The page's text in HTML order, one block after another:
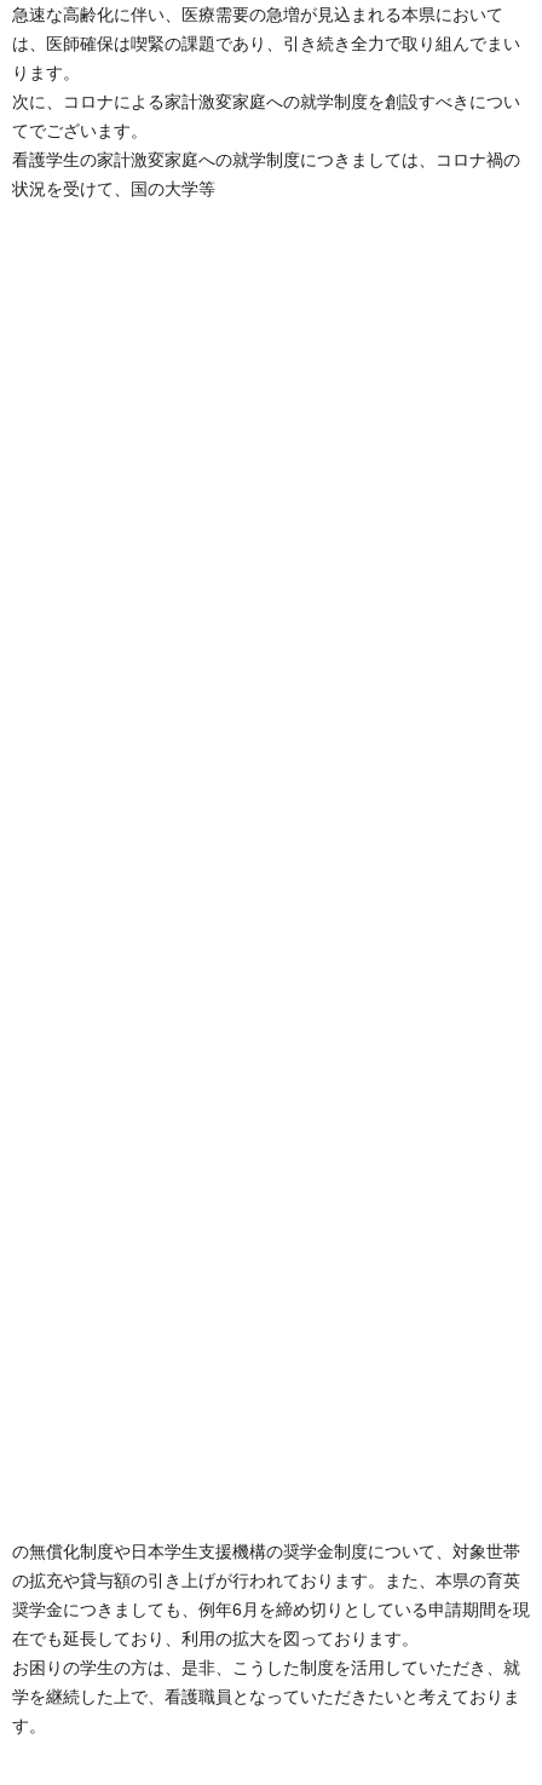
急速な高齢化に伴い、医療需要の急増が見込まれる本県において
は、医師確保は喫緊の課題であり、引き続き全力で取り組んでまい
ります。
次に、コロナによる家計激変家庭への就学制度を創設すべきについ
てでございます。
看護学生の家計激変家庭への就学制度につきましては、コロナ禍の
状況を受けて、国の大学等
の無償化制度や日本学生支援機構の奨学金制度について、対象世帯
の拡充や貸与額の引き上げが行われております。
また、本県の育英
奨学金につきましても、例年6月を締め切りとしている申請期間を現
在でも延長しており、利用の拡大を図っております。
お困りの学生の方は、是非、こうした制度を活用していただき、就
学を継続した上で、看護職員となっていただきたいと考えておりま
す。